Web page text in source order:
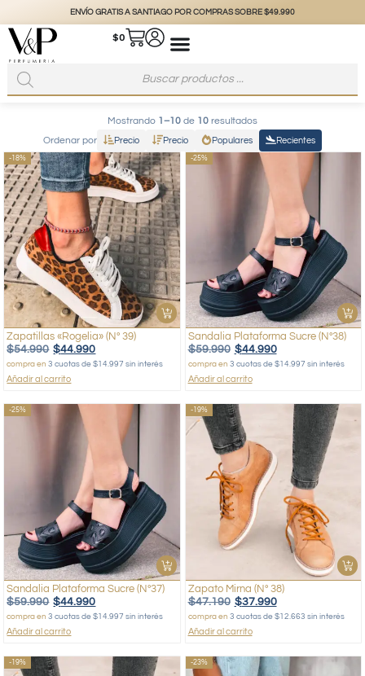
ENVÍO GRATIS A SANTIAGO POR COMPRAS SOBRE $49.990
$0
Mostrando 1–10 de 10 resultados
Ordenar por
Precio Precio Populares Recientes
-18%
Zapatillas «Rogelia» (Nº 39)
$54.990 $44.990
compra en3 cuotas de $14.997 sin interés
Añadir al carrito
-25%
Sandalia Plataforma Sucre (Nº38)
$59.990 $44.990
compra en 3 cuotas de $14.997 sin interés
Añadir al carrito
-25%
Sandalia Plataforma Sucre (Nº37)
$59.990 $44.990
compra en3 cuotas de $14.997 sin interés
Añadir al carrito
-19%
Zapato Mirna (Nº 38)
$47.190 $37.990
compra en 3 cuotas de $12.663 sin interés
Añadir al carrito
-19% -23%